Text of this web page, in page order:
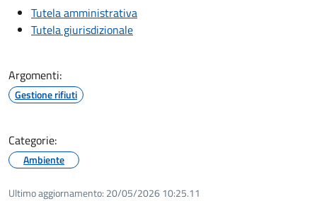
Tutela amministrativa
Tutela giurisdizionale
Argomenti:
Gestione rifiuti
Categorie:
Ambiente
Ultimo aggiornamento: 20/05/2026 10:25.11